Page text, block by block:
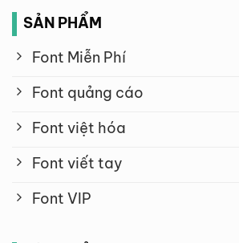
SẢN PHẨM
Font Miễn Phí
Font quảng cáo
Font việt hóa
Font viết tay
Font VIP